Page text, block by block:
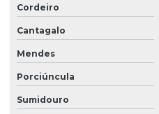
Cordeiro
Cantagalo
Mendes
Porciúncula
Sumidouro